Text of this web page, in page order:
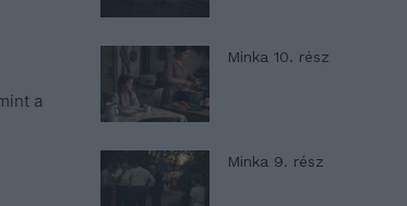
a
Minka 10. rész
Minka 9. rész